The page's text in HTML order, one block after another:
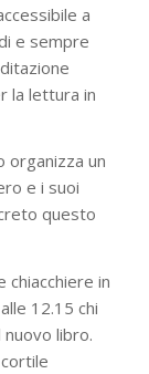
a
e sempre
la lettura in
organizza un
e i suoi
questo
chiacchiere in
12.15 chi
libro.